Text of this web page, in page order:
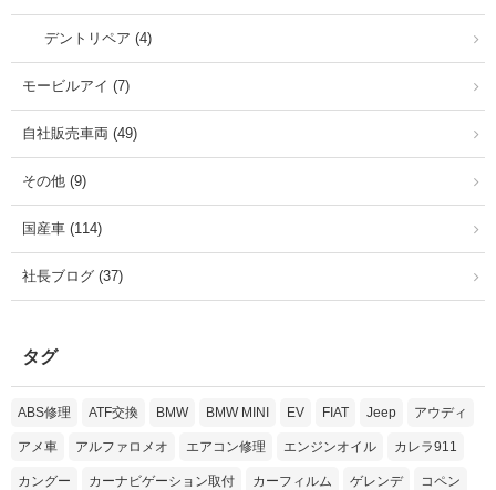
デントリペア (4)
モービルアイ (7)
自社販売車両 (49)
その他 (9)
国産車 (114)
社長ブログ (37)
タグ
ABS修理 ATF交換 BMW BMW MINI EV FIAT Jeep アウディ
アメ車 アルファロメオ エアコン修理 エンジンオイル カレラ911
カングー カーナビゲーション取付 カーフィルム ゲレンデ コペン